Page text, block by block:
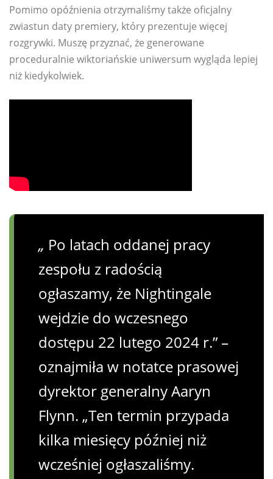
Pomimo opóźnienia otrzymaliśmy także oficjalny
zwiastun daty premiery, który prezentuje więcej
rozgrywki. Muszę przyznać, że generowane
proceduralnie wiktoriańskie uniwersum wygląda lepiej
niż kiedykolwiek.
„ Po latach oddanej pracy
zespołu z radością
ogłaszamy, że Nightingale
wejdzie do wczesnego
dostępu 22 lutego 2024 r.” –
oznajmiła w notatce prasowej
dyrektor generalny Aaryn
Flynn. „Ten termin przypada
kilka miesięcy później niż
wcześniej ogłaszaliśmy.